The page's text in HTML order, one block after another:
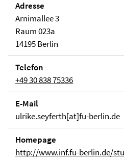
Adresse
Arnimallee 3
Raum 023a
14195 Berlin
Telefon
+49 30 838 75336
E-Mail
ulrike.seyferth[at]fu-berlin.de
Homepage
http://www.inf.fu-berlin.de/